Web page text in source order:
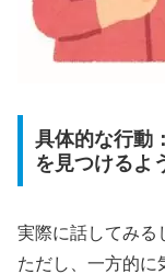
具体的な行動
を見つけるよ
実際に話してみる
ただし、一方的に